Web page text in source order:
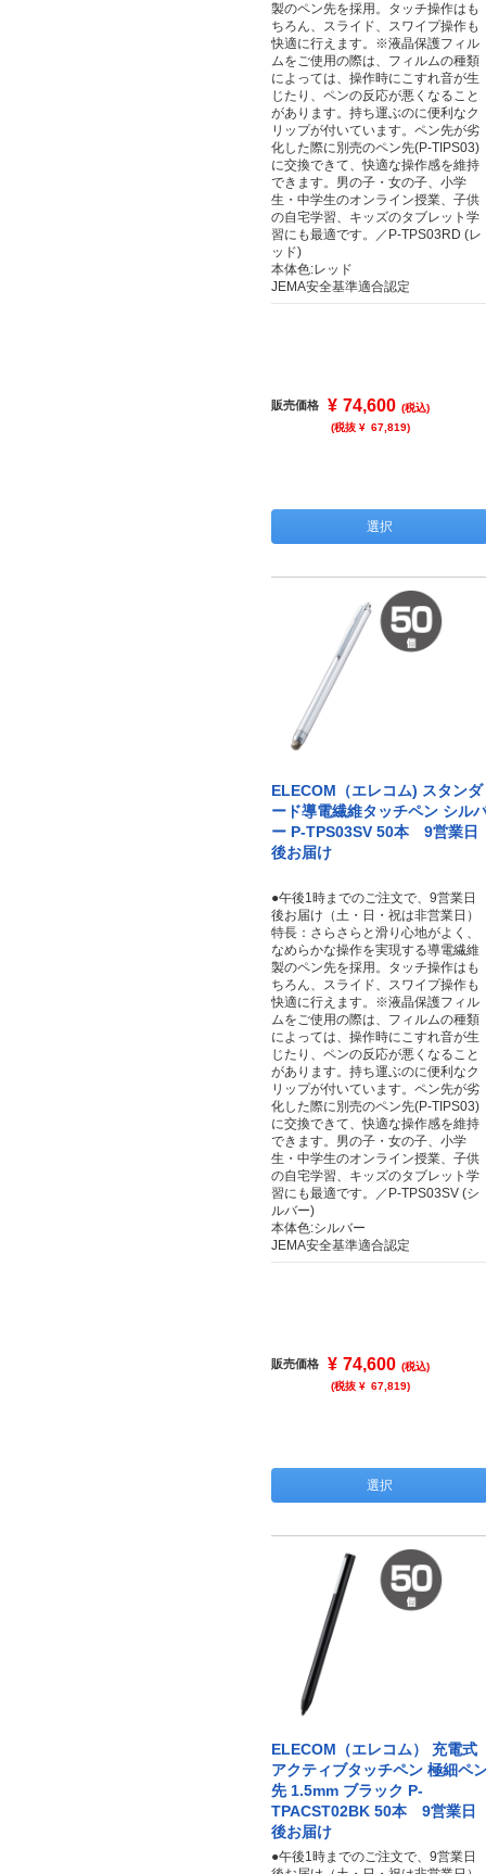
製のペン先を採用。タッチ操作はも
ちろん、スライド、スワイプ操作も
快適に行えます。※液晶保護フィル
ムをご使用の際は、フィルムの種類
によっては、操作時にこすれ音が生
じたり、ペンの反応が悪くなること
があります。持ち運ぶのに便利なク
リップが付いています。ペン先が劣
化した際に別売のペン先(P-TIPS03)
に交換できて、快適な操作感を維持
できます。男の子・女の子、小学
生・中学生のオンライン授業、子供
の自宅学習、キッズのタブレット学
習にも最適です。／P-TPS03RD (レ
ッド)
本体色:レッド
JEMA安全基準適合認定
販売価格 ¥ 74,600 (税込)
(税抜 ¥ 67,819)
選択
ELECOM（エレコム) スタンダ
ード導電繊維タッチペン シル
ー P-TPS03SV 50本 9営業日
後お届け
●午後1時までのご注文で、9営業日
後お届け（土・日・祝は非営業日）
特長：さらさらと滑り心地がよく、
なめらかな操作を実現する導電繊維
製のペン先を採用。タッチ操作はも
ちろん、スライド、スワイプ操作も
快適に行えます。※液晶保護フィル
ムをご使用の際は、フィルムの種類
によっては、操作時にこすれ音が生
じたり、ペンの反応が悪くなること
があります。持ち運ぶのに便利なク
リップが付いています。ペン先が劣
化した際に別売のペン先(P-TIPS03)
に交換できて、快適な操作感を維持
できます。男の子・女の子、小学
生・中学生のオンライン授業、子供
の自宅学習、キッズのタブレット学
習にも最適です。／P-TPS03SV (シ
ルバー)
本体色:シルバー
JEMA安全基準適合認定
販売価格 ¥ 74,600 (税込)
(税抜 ¥ 67,819)
選択
ELECOM（エレコム） 充電式
アクティブタッチペン 極細ペ
先 1.5mm ブラック P-
TPACST02BK 50本 9営業日
後お届け
●午後1時までのご注文で、9営業日